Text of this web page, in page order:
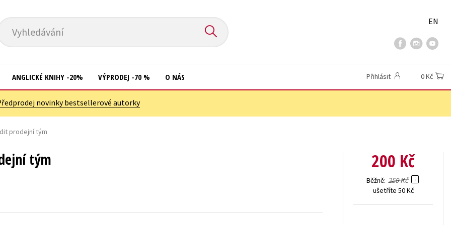
Vyhledávání
EN
Kuchařky
New Adult
Ostatní
ANGLICKÉ KNIHY -20% VÝPRODEJ -70 % O NÁS Přihlásit 0 Kč
novinky bestsellerové autorky
prodejní tým
tým 200 Kč
Běžně 250 Kč
ušetříte 50 Kč